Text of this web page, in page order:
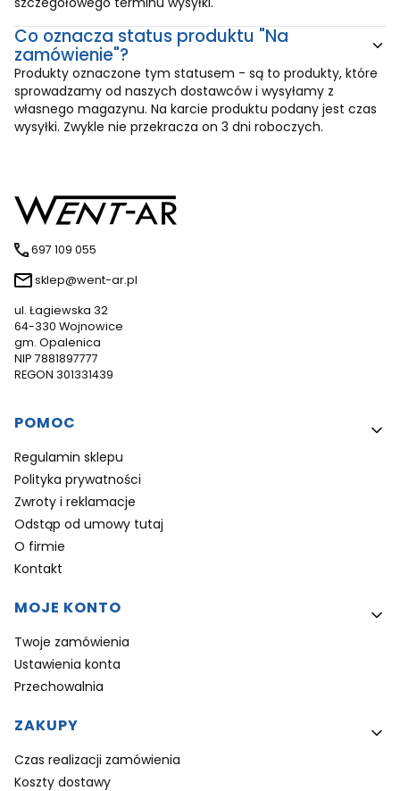
Co oznacza status produktu "Na
zamówienie"?
Produkty oznaczone tym statusem - są to produkty, które
sprowadzamy od naszych dostawców i wysyłamy z
własnego magazynu. Na karcie produktu podany jest czas
wysyłki. Zwykle nie przekracza on 3 dni roboczych.
697 109 055
sklep@went-ar.pl
ul. Łagiewska 32
64-330 Wojnowice
gm. Opalenica
NIP 7881897777
REGON 301331439
Linki w stopce
POMOC
Regulamin sklepu
Polityka prywatności
Zwroty i reklamacje
Odstąp od umowy tutaj
O firmie
Kontakt
MOJE KONTO
Twoje zamówienia
Ustawienia konta
Przechowalnia
ZAKUPY
Czas realizacji zamówienia
Koszty dostawy